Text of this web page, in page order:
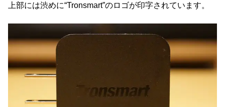
上部には渋めに“Tronsmart”のロゴが印字されています。